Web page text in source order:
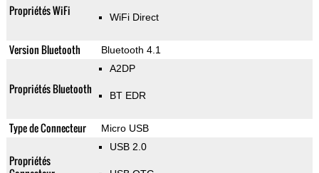
Propriétés WiFi WiFi Direct
Version Bluetooth Bluetooth 4.1
Propriétés Bluetooth
A2DP
BT EDR
Type de Connecteur Micro USB
Propriétés
USB 2.0